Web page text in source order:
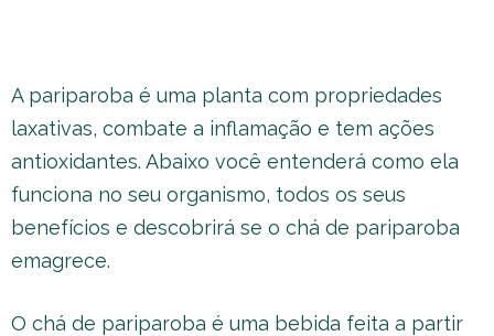
A pariparoba é uma planta com propriedades
laxativas, combate a inflamação e tem ações
antioxidantes. Abaixo você entenderá como ela
funciona no seu organismo, todos os seus
benefícios e descobrirá se o chá de pariparoba
emagrece.
O chá de pariparoba é uma bebida feita a partir